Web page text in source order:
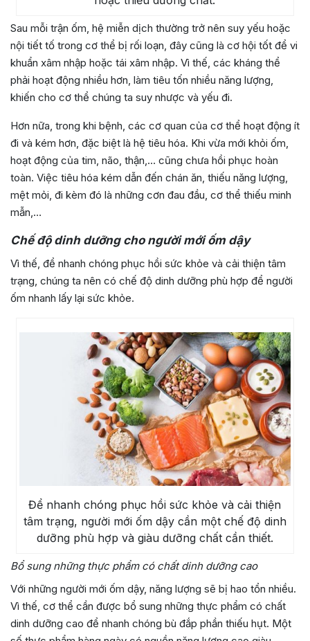
Sau mỗi trận ốm, hệ miễn dịch thường trở nên suy yếu hoặc
nội tiết tố trong cơ thể bị rối loạn, đây cũng là cơ hội tốt để vi
khuẩn xâm nhập hoặc tái xâm nhập. Vì thế, các kháng thể
phải hoạt động nhiều hơn, làm tiêu tốn nhiều năng lượng,
khiến cho cơ thể chúng ta suy nhược và yếu đi.
Hơn nữa, trong khi bệnh, các cơ quan của cơ thể hoạt động ít
đi và kém hơn, đặc biệt là hệ tiêu hóa. Khi vừa mới khỏi ốm,
hoạt động của tim, não, thận,… cũng chưa hồi phục hoàn
toàn. Việc tiêu hóa kém dẫn đến chán ăn, thiếu năng lượng,
mệt mỏi, đi kèm đó là những cơn đau đầu, cơ thể thiếu minh
mẫn,…
Chế độ dinh dưỡng cho người mới ốm dậy
Vì thế, để nhanh chóng phục hồi sức khỏe và cải thiện tâm
trạng, chúng ta nên có chế độ dinh dưỡng phù hợp để người
ốm nhanh lấy lại sức khỏe.
Để nhanh chóng phục hồi sức khỏe và cải thiện
tâm trạng, người mới ốm dậy cần một chế độ dinh
dưỡng phù hợp và giàu dưỡng chất cần thiết.
Bổ sung những thực phẩm có chất dinh dưỡng cao
Với những người mới ốm dậy, năng lượng sẽ bị hao tổn nhiều.
Vì thế, cơ thể cần được bổ sung những thực phẩm có chất
dinh dưỡng cao để nhanh chóng bù đắp phần thiếu hụt. Một